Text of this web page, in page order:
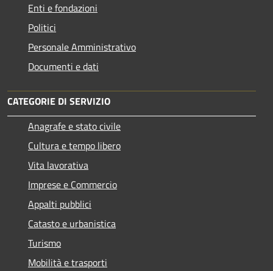
Enti e fondazioni
Politici
Personale Amministrativo
Documenti e dati
CATEGORIE DI SERVIZIO
Anagrafe e stato civile
Cultura e tempo libero
Vita lavorativa
Imprese e Commercio
Appalti pubblici
Catasto e urbanistica
Turismo
Mobilità e trasporti